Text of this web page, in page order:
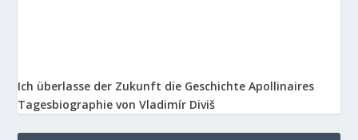
Ich überlasse der Zukunft die Geschichte Apollinaires
Tagesbiographie von Vladimír Diviš